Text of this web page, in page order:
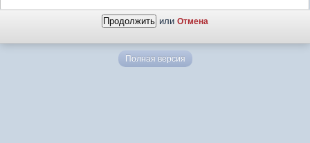
или Отмена
Полная версия